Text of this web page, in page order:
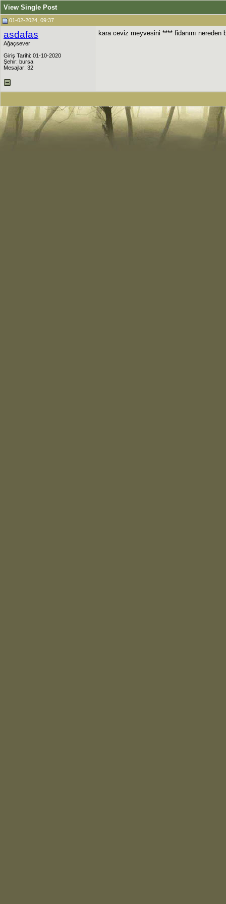
View Single Post
01-02-2024, 09:37
asdafas
Ağaçsever
Giriş Tarihi: 01-10-2020
Şehir: bursa
Mesajlar: 32
kara ceviz meyvesini **** fidanını nereden